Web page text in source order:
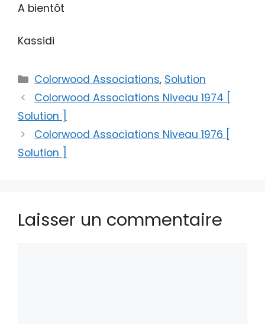
A bientôt
Kassidi
Catégories
Colorwood Associations, Solution
Colorwood Associations Niveau 1974 [
Solution ]
Colorwood Associations Niveau 1976 [
Solution ]
Laisser un commentaire